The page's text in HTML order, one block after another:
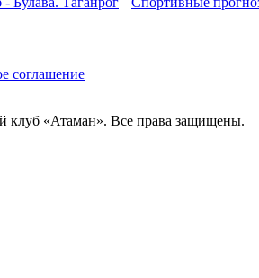
соглашение
клуб «Атаман». Все права защищены.